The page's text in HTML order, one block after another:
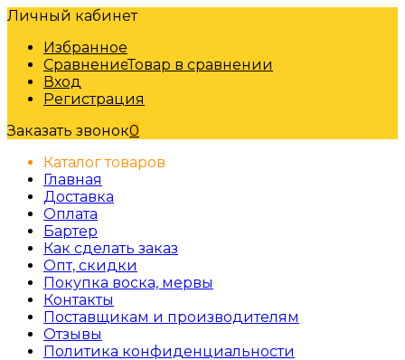
Личный кабинет
Избранное
СравнениеТовар в сравнении
Вход
Регистрация
Заказать звонок0
Каталог товаров
Главная
Доставка
Оплата
Бартер
Как сделать заказ
Опт, скидки
Покупка воска, мервы
Контакты
Поставщикам и производителям
Отзывы
Политика конфиденциальности